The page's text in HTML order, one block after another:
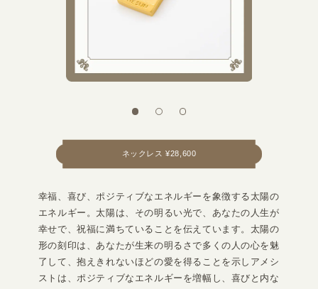
幸福、喜び、ポジティブなエネルギーを象徴する太陽の
エネルギー。太陽は、その明るい光で、あなたの人生が
幸せで、祝福に満ちていることを伝えています。太陽の
形の刻印は、あなたが生来の明るさで多くの人の心を魅
了して、抱えきれないほどの愛を得ることを示しアメシ
ストは、ポジティブなエネルギーを増幅し、喜びと内な
ネックレス ¥28,600